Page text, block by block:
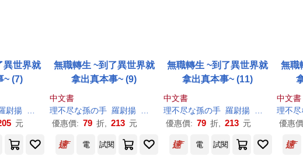
異世界就
~ (7)
尉揚
シロタカ
元
無職轉生 ~到了異世界就
拿出真本事~ (9)
中文書
理不尽な孫の手 羅尉揚
シロタカ
優惠價: 79 折, 213 元
無職轉生 ~到了異世界就
拿出真本事~ (11)
中文書
理不尽な孫の手 羅尉揚
シロタカ
優惠價: 79 折, 213 元
無職
中文書
理不尽
優惠
電 試閱 電 試閱